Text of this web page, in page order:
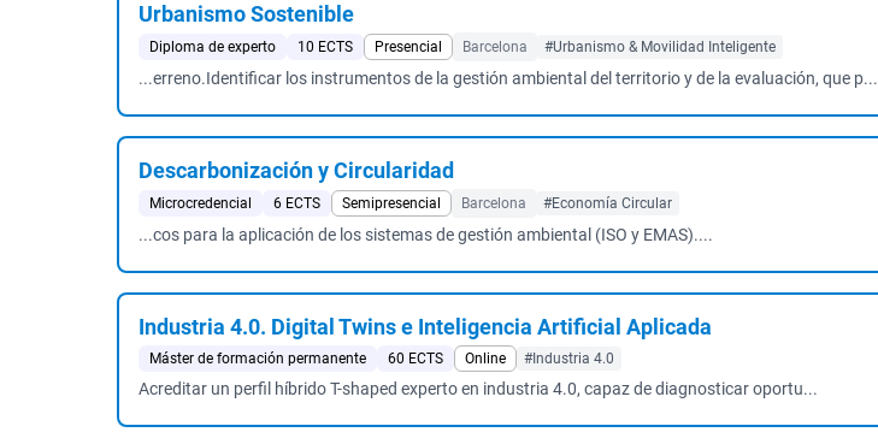
Urbanismo Sostenible
Diploma de experto 10 ECTS Presencial Barcelona #Urbanismo & Movilidad Inteligente
...erreno.Identificar los instrumentos de la gestión ambiental del territorio y de la evaluación, que p...
Descarbonización y Circularidad
Microcredencial 6 ECTS Semipresencial Barcelona #Economía Circular
...cos para la aplicación de los sistemas de gestión ambiental (ISO y EMAS)....
Industria 4.0. Digital Twins e Inteligencia Artificial Aplicada
Máster de formación permanente 60 ECTS Online #Industria 4.0
Acreditar un perfil híbrido T-shaped experto en industria 4.0, capaz de diagnosticar oportu...